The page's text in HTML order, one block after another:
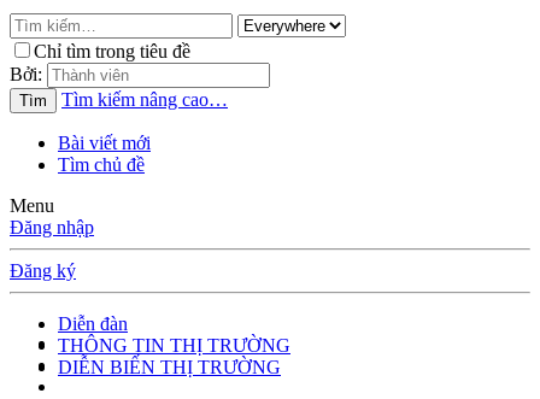
Chỉ tìm trong tiêu đề
Bởi:
Tìm Tìm kiếm nâng cao…
Bài viết mới
Tìm chủ đề
Menu
Đăng nhập
Đăng ký
Diễn đàn
THÔNG TIN THỊ TRƯỜNG
DIỄN BIẾN THỊ TRƯỜNG